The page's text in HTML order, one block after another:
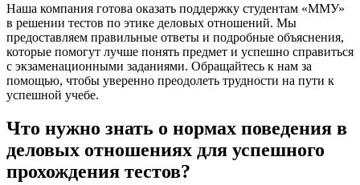
Наша компания готова оказать поддержку студентам «ММУ»
в решении тестов по этике деловых отношений. Мы
предоставляем правильные ответы и подробные объяснения,
которые помогут лучше понять предмет и успешно справиться
с экзаменационными заданиями. Обращайтесь к нам за
помощью, чтобы уверенно преодолеть трудности на пути к
успешной учебе.
Что нужно знать о нормах поведения в
деловых отношениях для успешного
прохождения тестов?